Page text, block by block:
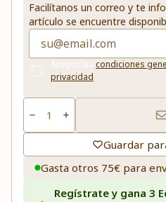
Facilítanos un correo y te
artículo se encuentre
Acepto las condiciones
privacidad
Guardar
Gasta otros 75€ para
Regístrate y gana 3